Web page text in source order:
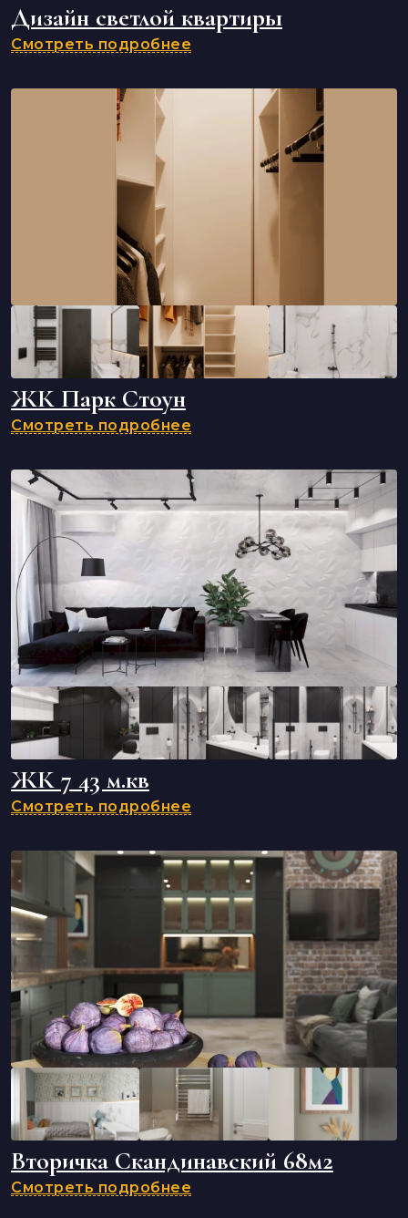
Дизайн светлой квартиры
Смотреть подробнее
ЖК Парк Стоун
Смотреть подробнее
ЖК 7 43 м.кв
Смотреть подробнее
Вторичка Скандинавский 68м2
Смотреть подробнее